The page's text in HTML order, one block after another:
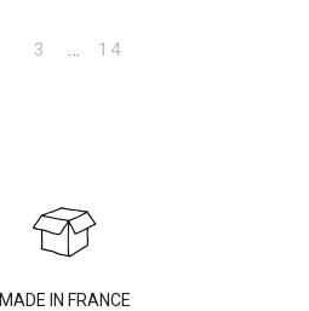
3 … 14
MADE IN FRANCE